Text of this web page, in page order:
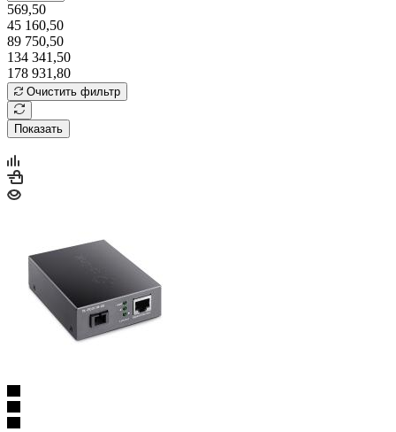
569,50
45 160,50
89 750,50
134 341,50
178 931,80
Очистить фильтр
Показать